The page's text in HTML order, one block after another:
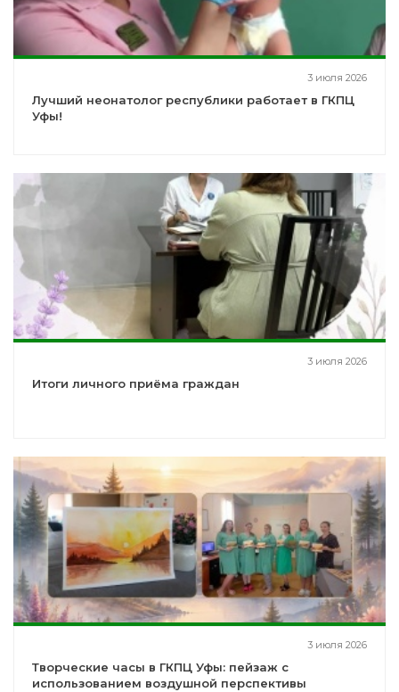
3 июля 2026
Лучший неонатолог республики работает в ГКПЦ
Уфы!
3 июля 2026
Итоги личного приёма граждан
3 июля 2026
Творческие часы в ГКПЦ Уфы: пейзаж с
использованием воздушной перспективы